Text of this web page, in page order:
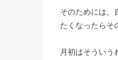
そのためには、
たくなったらそ
月初はそうい